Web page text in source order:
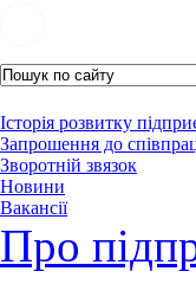
Історія розвитку
Запрошення до
Зворотній звязок
Новини
Вакансії
Про